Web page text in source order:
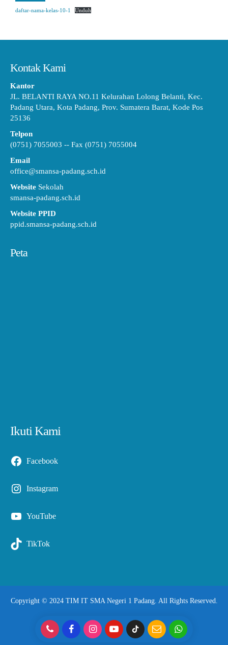
daftar-nama-kelas-10-1 Unduh
Kontak Kami
Kantor
JL. BELANTI RAYA NO.11 Kelurahan Lolong Belanti, Kec.
Padang Utara, Kota Padang, Prov. Sumatera Barat, Kode Pos
25136
Telpon
(0751) 7055003 -- Fax (0751) 7055004
Email
office@smansa-padang.sch.id
Website Sekolah
smansa-padang.sch.id
Website PPID
ppid.smansa-padang.sch.id
Peta
Ikuti Kami
Facebook
Instagram
YouTube
TikTok
Copyright © 2024 TIM IT SMA Negeri 1 Padang. All Rights Reserved.